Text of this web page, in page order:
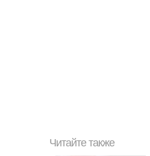
Читайте также